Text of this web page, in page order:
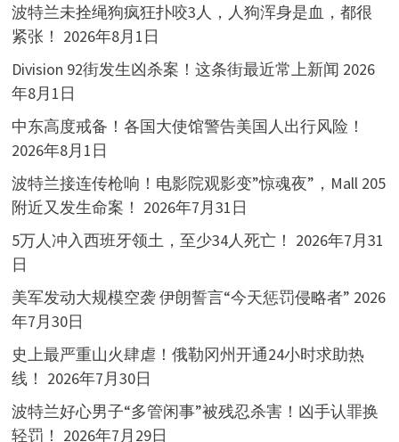
波特兰未拴绳狗疯狂扑咬3人，人狗浑身是血，都很
紧张！ 2026年8月1日
Division 92街发生凶杀案！这条街最近常上新闻 2026
年8月1日
中东高度戒备！各国大使馆警告美国人出行风险！
2026年8月1日
波特兰接连传枪响！电影院观影变”惊魂夜”，Mall 205
附近又发生命案！ 2026年7月31日
5万人冲入西班牙领土，至少34人死亡！ 2026年7月31
日
美军发动大规模空袭 伊朗誓言“今天惩罚侵略者” 2026
年7月30日
史上最严重山火肆虐！俄勒冈州开通24小时求助热
线！ 2026年7月30日
波特兰好心男子“多管闲事”被残忍杀害！凶手认罪换
轻罚！ 2026年7月29日